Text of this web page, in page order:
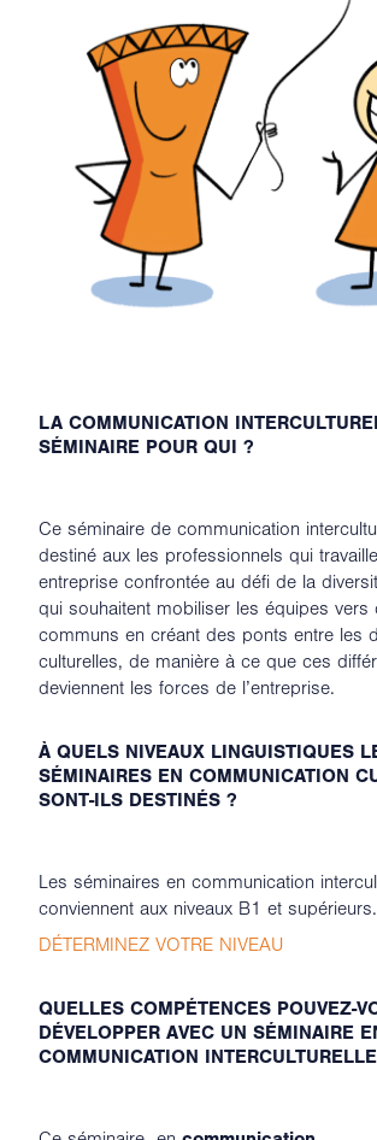
LA COMMUNICATION
SÉMINAIRE POUR QUI ?
Ce séminaire de communication
destiné aux les professionnels qui
entreprise confrontée au défi de la
qui souhaitent mobiliser les équipes vers
communs en créant des ponts entre les
culturelles, de manière à ce que ces
deviennent les forces de l’entreprise.
À QUELS NIVEAUX LINGUISTIQUES
SÉMINAIRES EN COMMUNICATION
SONT-ILS DESTINÉS ?
Les séminaires en communication
conviennent aux niveaux B1 et supérieurs.
DÉTERMINEZ VOTRE NIVEAU
QUELLES COMPÉTENCES POUVEZ-
DÉVELOPPER AVEC UN SÉMINAIRE
COMMUNICATION INTERCULTURELLE